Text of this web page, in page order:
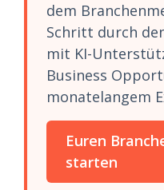
dem
Schritt durch
mit KI-
Business
monatelangem
Euren
starten